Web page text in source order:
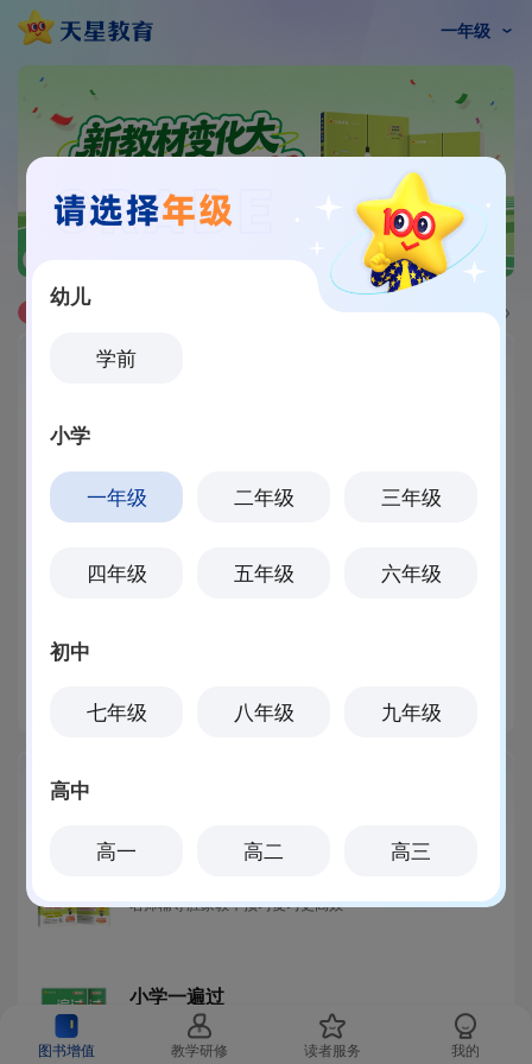
一年级
天星动态 第六届“天星杯”全国小学生有奖征文获奖名单
天星教育连获四大平台六大年度奖项
天星教育荣获“2025民营书业年度影响力企业”
助学工具
课文朗读 词语听写 必背古诗
拼音帮学 阅读译文
图书增值
名师辅导胜家教，预习复习更高效
小学一遍过
学完1课，练透1课，1课1练一遍过！教材同步练习，拆透
解题思路，打牢根基
图书增值 教学研修 读者服务 我的
幼儿
学前
小学
一年级 二年级 三年级
四年级 五年级 六年级
初中
七年级 八年级 九年级
高中
高一 高二 高三